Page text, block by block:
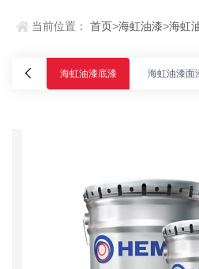
当前位置：首页>海虹油漆>海虹
海虹油漆底漆 海虹油漆面